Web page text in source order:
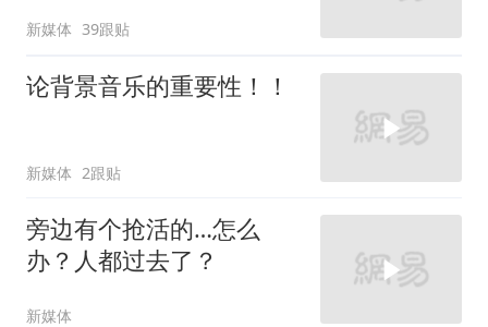
新媒体 39跟贴
论背景音乐的重要性！！
新媒体 2跟贴
旁边有个抢活的…怎么
办？人都过去了？
新媒体